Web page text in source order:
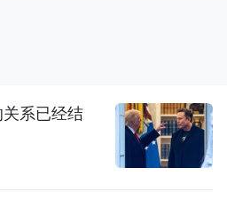
系已经结